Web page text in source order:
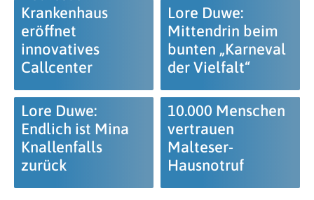
Krankenhaus
eröffnet
innovatives
Callcenter
Lore Duwe:
Mittendrin beim
bunten „Karneval
der Vielfalt“
Lore Duwe:
Endlich ist Mina
Knallenfalls
zurück
10.000 Menschen
vertrauen
Malteser-
Hausnotruf